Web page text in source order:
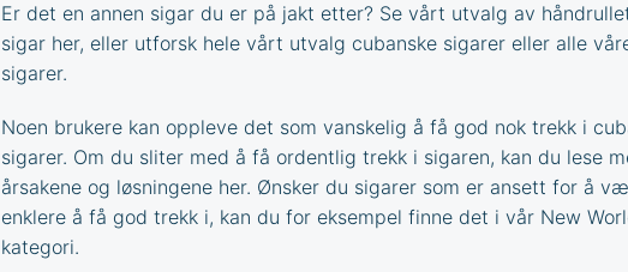
Er det en annen sigar du er på jakt etter? Se vårt utvalg av
sigar her, eller utforsk hele vårt utvalg cubanske sigarer eller alle
sigarer.
Noen brukere kan oppleve det som vanskelig å få god nok trekk i
sigarer. Om du sliter med å få ordentlig trekk i sigaren, kan du lese
årsakene og løsningene her. Ønsker du sigarer som er ansett for å
enklere å få god trekk i, kan du for eksempel finne det i vår New
kategori.